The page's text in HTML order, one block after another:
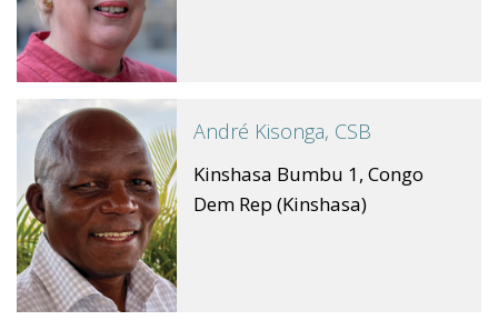
André Kisonga, CSB
Kinshasa Bumbu 1, Congo
Dem Rep (Kinshasa)